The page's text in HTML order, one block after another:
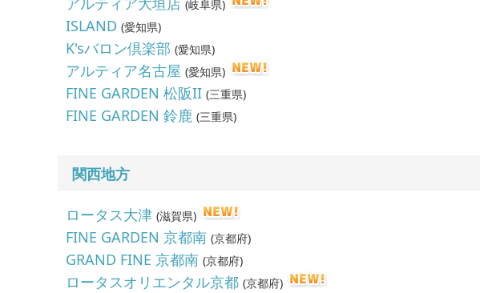
(岐阜県)
ISLAND (愛知県)
K'sバロン倶楽部 (愛知県)
アルティア名古屋 (愛知県)
FINE GARDEN 松阪II (三重県)
FINE GARDEN 鈴鹿 (三重県)
関西地方
ロータス大津 (滋賀県)
FINE GARDEN 京都南 (京都府)
GRAND FINE 京都南 (京都府)
ロータスオリエンタル京都 (京都府)